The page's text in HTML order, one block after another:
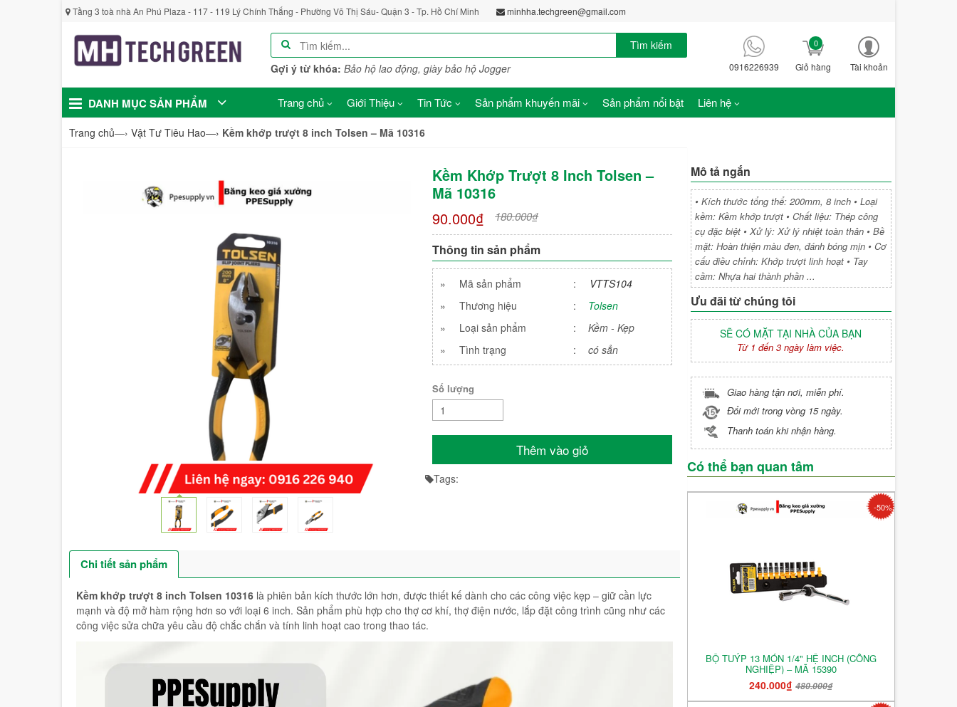
Tầng 3 toà nhà An Phú Plaza - 117 - 119 Lý Chính Thắng - Phường Võ Thị Sáu- Quận 3 - Tp. Hồ Chí Minh minhha.techgreen@gmail.com
Tìm kiếm
Gợi ý từ khóa: Bảo hộ lao động, giày bảo hộ Jogger 0916226939 Giỏ hàng
0
Tài khoản
DANH MỤC SẢN PHẨM Trang chủ Giới Thiệu Tin Tức Sản phẩm khuyến mãi Sản phẩm nổi bật Liên hệ
Trang chủ—› Vật Tư Tiêu Hao—› Kềm khớp trượt 8 inch Tolsen – Mã 10316
Kềm Khớp Trượt 8 Inch Tolsen –
Mã 10316
90.000₫
180.000₫
Thông tin sản phẩm
» Mã sản phẩm :
VTTS104
»
Thương hiệu :
Tolsen
»
Loại sản phẩm :
Kềm - Kẹp
»
Tình trạng : có sẳn
Số lượng
Thêm vào giỏ
Tags:
Chi tiết sản phẩm
Kềm khớp trượt 8 inch Tolsen 10316 là phiên bản kích thước lớn hơn, được thiết kế dành cho các công việc kẹp – giữ cần lực
mạnh và độ mở hàm rộng hơn so với loại 6 inch. Sản phẩm phù hợp cho thợ cơ khí, thợ điện nước, lắp đặt công trình cũng như các
công việc sửa chữa yêu cầu độ chắc chắn và tính linh hoạt cao trong thao tác.
Mô tả ngắn
• Kích thước tổng thể: 200mm, 8 inch • Loại
kềm: Kềm khớp trượt • Chất liệu: Thép công
cụ đặc biệt • Xử lý: Xử lý nhiệt toàn thân • Bề
mặt: Hoàn thiện màu đen, đánh bóng mịn • Cơ
cấu điều chỉnh: Khớp trượt linh hoạt • Tay
cầm: Nhựa hai thành phần ...
Ưu đãi từ chúng tôi
SẼ CÓ MẶT TẠI NHÀ CỦA BẠN
Từ 1 đến 3 ngày làm việc.
Giao hàng tận nơi, miễn phí.
Đổi mới trong vòng 15 ngày.
Thanh toán khi nhận hàng.
Có thể bạn quan tâm
-50%
BỘ TUÝP 13 MÓN 1/4" HỆ INCH (CÔNG
NGHIỆP) – MÃ 15390
240.000₫480.000₫